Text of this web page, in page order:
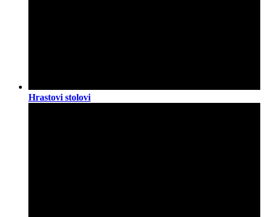
Hrastovi stolovi